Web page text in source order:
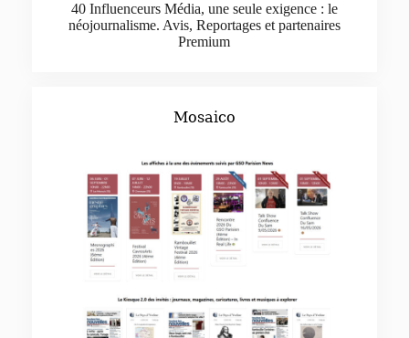
40 Influenceurs Média, une seule exigence : le
néojournalisme. Avis, Reportages et partenaires
Premium
Mosaico